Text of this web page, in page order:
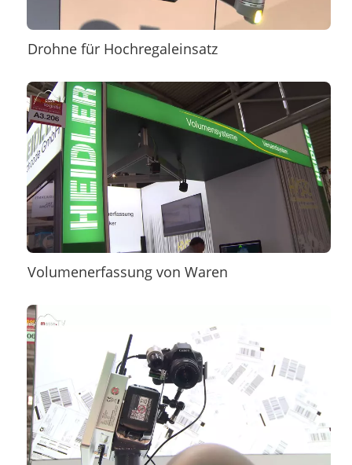
Drohne für Hochregaleinsatz
Volumenerfassung von Waren